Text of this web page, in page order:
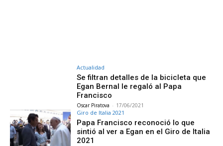
Actualidad
Se filtran detalles de la bicicleta que
Egan Bernal le regaló al Papa
Francisco
Oscar Piratova - 17/06/2021
Giro de Italia 2021
Papa Francisco reconoció lo que
sintió al ver a Egan en el Giro de Italia
2021